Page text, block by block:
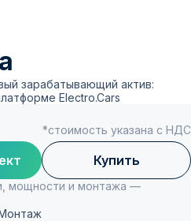
зарабатывающий актив:
Electro.Cars
*стоимость указана с НДС
Купить
мощности и монтажа —